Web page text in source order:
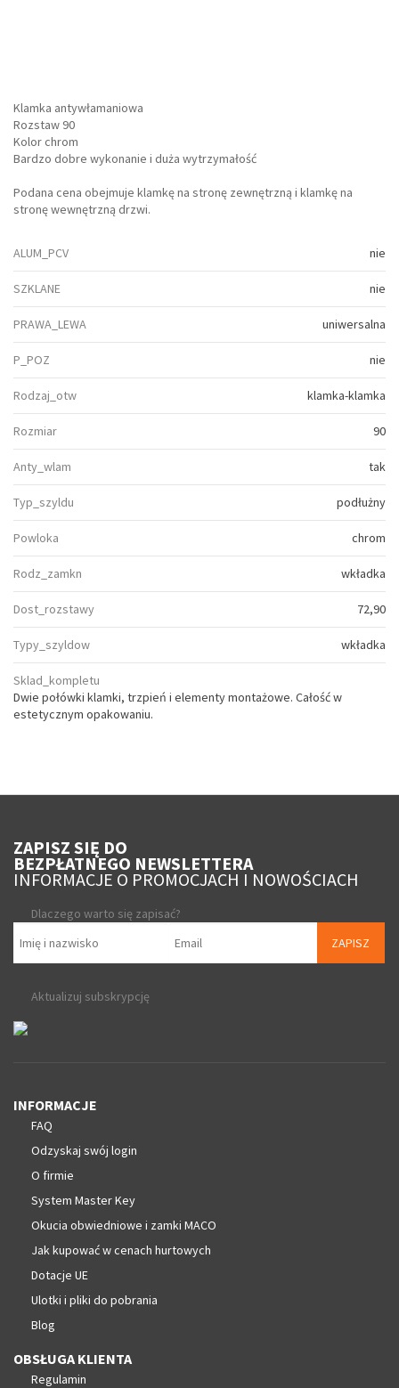
Klamka antywłamaniowa
Rozstaw 90
Kolor chrom
Bardzo dobre wykonanie i duża wytrzymałość
Podana cena obejmuje klamkę na stronę zewnętrzną i klamkę na
stronę wewnętrzną drzwi.
ALUM_PCV nie
SZKLANE nie
PRAWA_LEWA uniwersalna
P_POZ nie
Rodzaj_otw klamka-klamka
Rozmiar 90
Anty_wlam tak
Typ_szyldu podłużny
Powloka chrom
Rodz_zamkn wkładka
Dost_rozstawy 72,90
Typy_szyldow wkładka
Sklad_kompletu
Dwie połówki klamki, trzpień i elementy montażowe. Całość w
estetycznym opakowaniu.
ZAPISZ SIĘ DO
BEZPŁATNEGO NEWSLETTERA
INFORMACJE O PROMOCJACH I NOWOŚCIACH
Dlaczego warto się zapisać?
ZAPISZ
Aktualizuj subskrypcję
INFORMACJE
FAQ
Odzyskaj swój login
O firmie
System Master Key
Okucia obwiedniowe i zamki MACO
Jak kupować w cenach hurtowych
Dotacje UE
Ulotki i pliki do pobrania
Blog
OBSŁUGA KLIENTA
Regulamin